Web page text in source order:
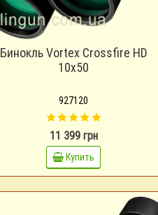
Бинокль Vortex Crossfire HD
10x50
927120
11 399 грн
Купить